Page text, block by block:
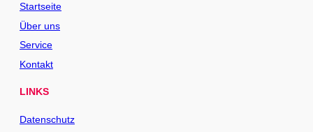
Startseite
Über uns
Service
Kontakt
LINKS
Datenschutz